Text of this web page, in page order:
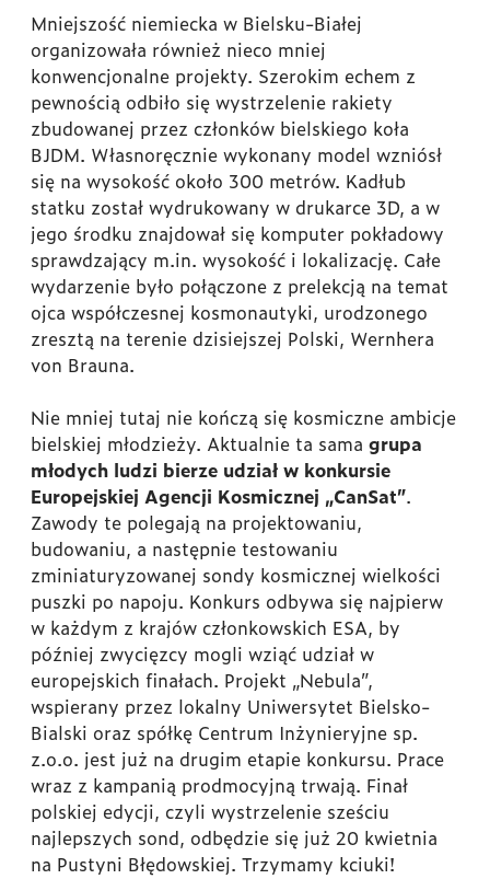
Mniejszość niemiecka w Bielsku-Białej
organizowała również nieco mniej
konwencjonalne projekty. Szerokim echem z
pewnością odbiło się wystrzelenie rakiety
zbudowanej przez członków bielskiego koła
BJDM. Własnoręcznie wykonany model wzniósł
się na wysokość około 300 metrów. Kadłub
statku został wydrukowany w drukarce 3D, a w
jego środku znajdował się komputer pokładowy
sprawdzający m.in. wysokość i lokalizację. Całe
wydarzenie było połączone z prelekcją na temat
ojca współczesnej kosmonautyki, urodzonego
zresztą na terenie dzisiejszej Polski, Wernhera
von Brauna.
Nie mniej tutaj nie kończą się kosmiczne ambicje
bielskiej młodzieży. Aktualnie ta sama grupa
młodych ludzi bierze udział w konkursie
Europejskiej Agencji Kosmicznej „CanSat”.
Zawody te polegają na projektowaniu,
budowaniu, a następnie testowaniu
zminiaturyzowanej sondy kosmicznej wielkości
puszki po napoju. Konkurs odbywa się najpierw
w każdym z krajów członkowskich ESA, by
później zwycięzcy mogli wziąć udział w
europejskich finałach. Projekt „Nebula”,
wspierany przez lokalny Uniwersytet Bielsko-
Bialski oraz spółkę Centrum Inżynieryjne sp.
z.o.o. jest już na drugim etapie konkursu. Prace
wraz z kampanią prodmocyjną trwają. Finał
polskiej edycji, czyli wystrzelenie sześciu
najlepszych sond, odbędzie się już 20 kwietnia
na Pustyni Błędowskiej. Trzymamy kciuki!